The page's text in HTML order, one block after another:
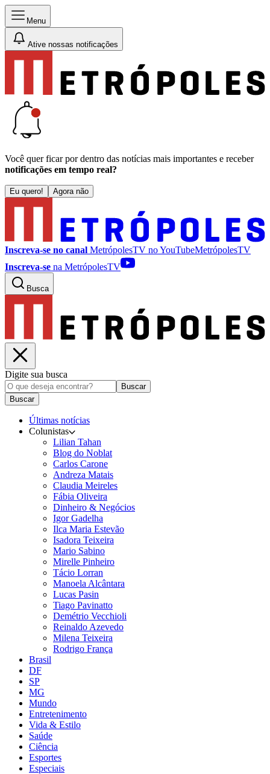
Menu
Ative nossas notificações
Você quer ficar por dentro das notícias mais importantes e receber
notificações em tempo real?
Eu quero! Agora não
Inscreva-se no canal MetrópolesTV noYouTubeMetrópolesTV
Inscreva-se na MetrópolesTV
Busca
Digite sua busca
Buscar
Buscar
Últimas notícias
Colunistas
Lilian Tahan
Blog do Noblat
Carlos Carone
Andreza Matais
Claudia Meireles
Fábia Oliveira
Dinheiro & Negócios
Igor Gadelha
Ilca Maria Estevão
Isadora Teixeira
Mario Sabino
Mirelle Pinheiro
Tácio Lorran
Manoela Alcântara
Lucas Pasin
Tiago Pavinatto
Demétrio Vecchioli
Reinaldo Azevedo
Milena Teixeira
Rodrigo França
Brasil
DF
SP
MG
Mundo
Entretenimento
Vida & Estilo
Saúde
Ciência
Esportes
Especiais